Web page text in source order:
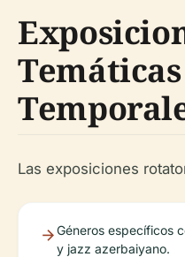
Las exposiciones
Géneros específicos
y jazz azerbaiyano.